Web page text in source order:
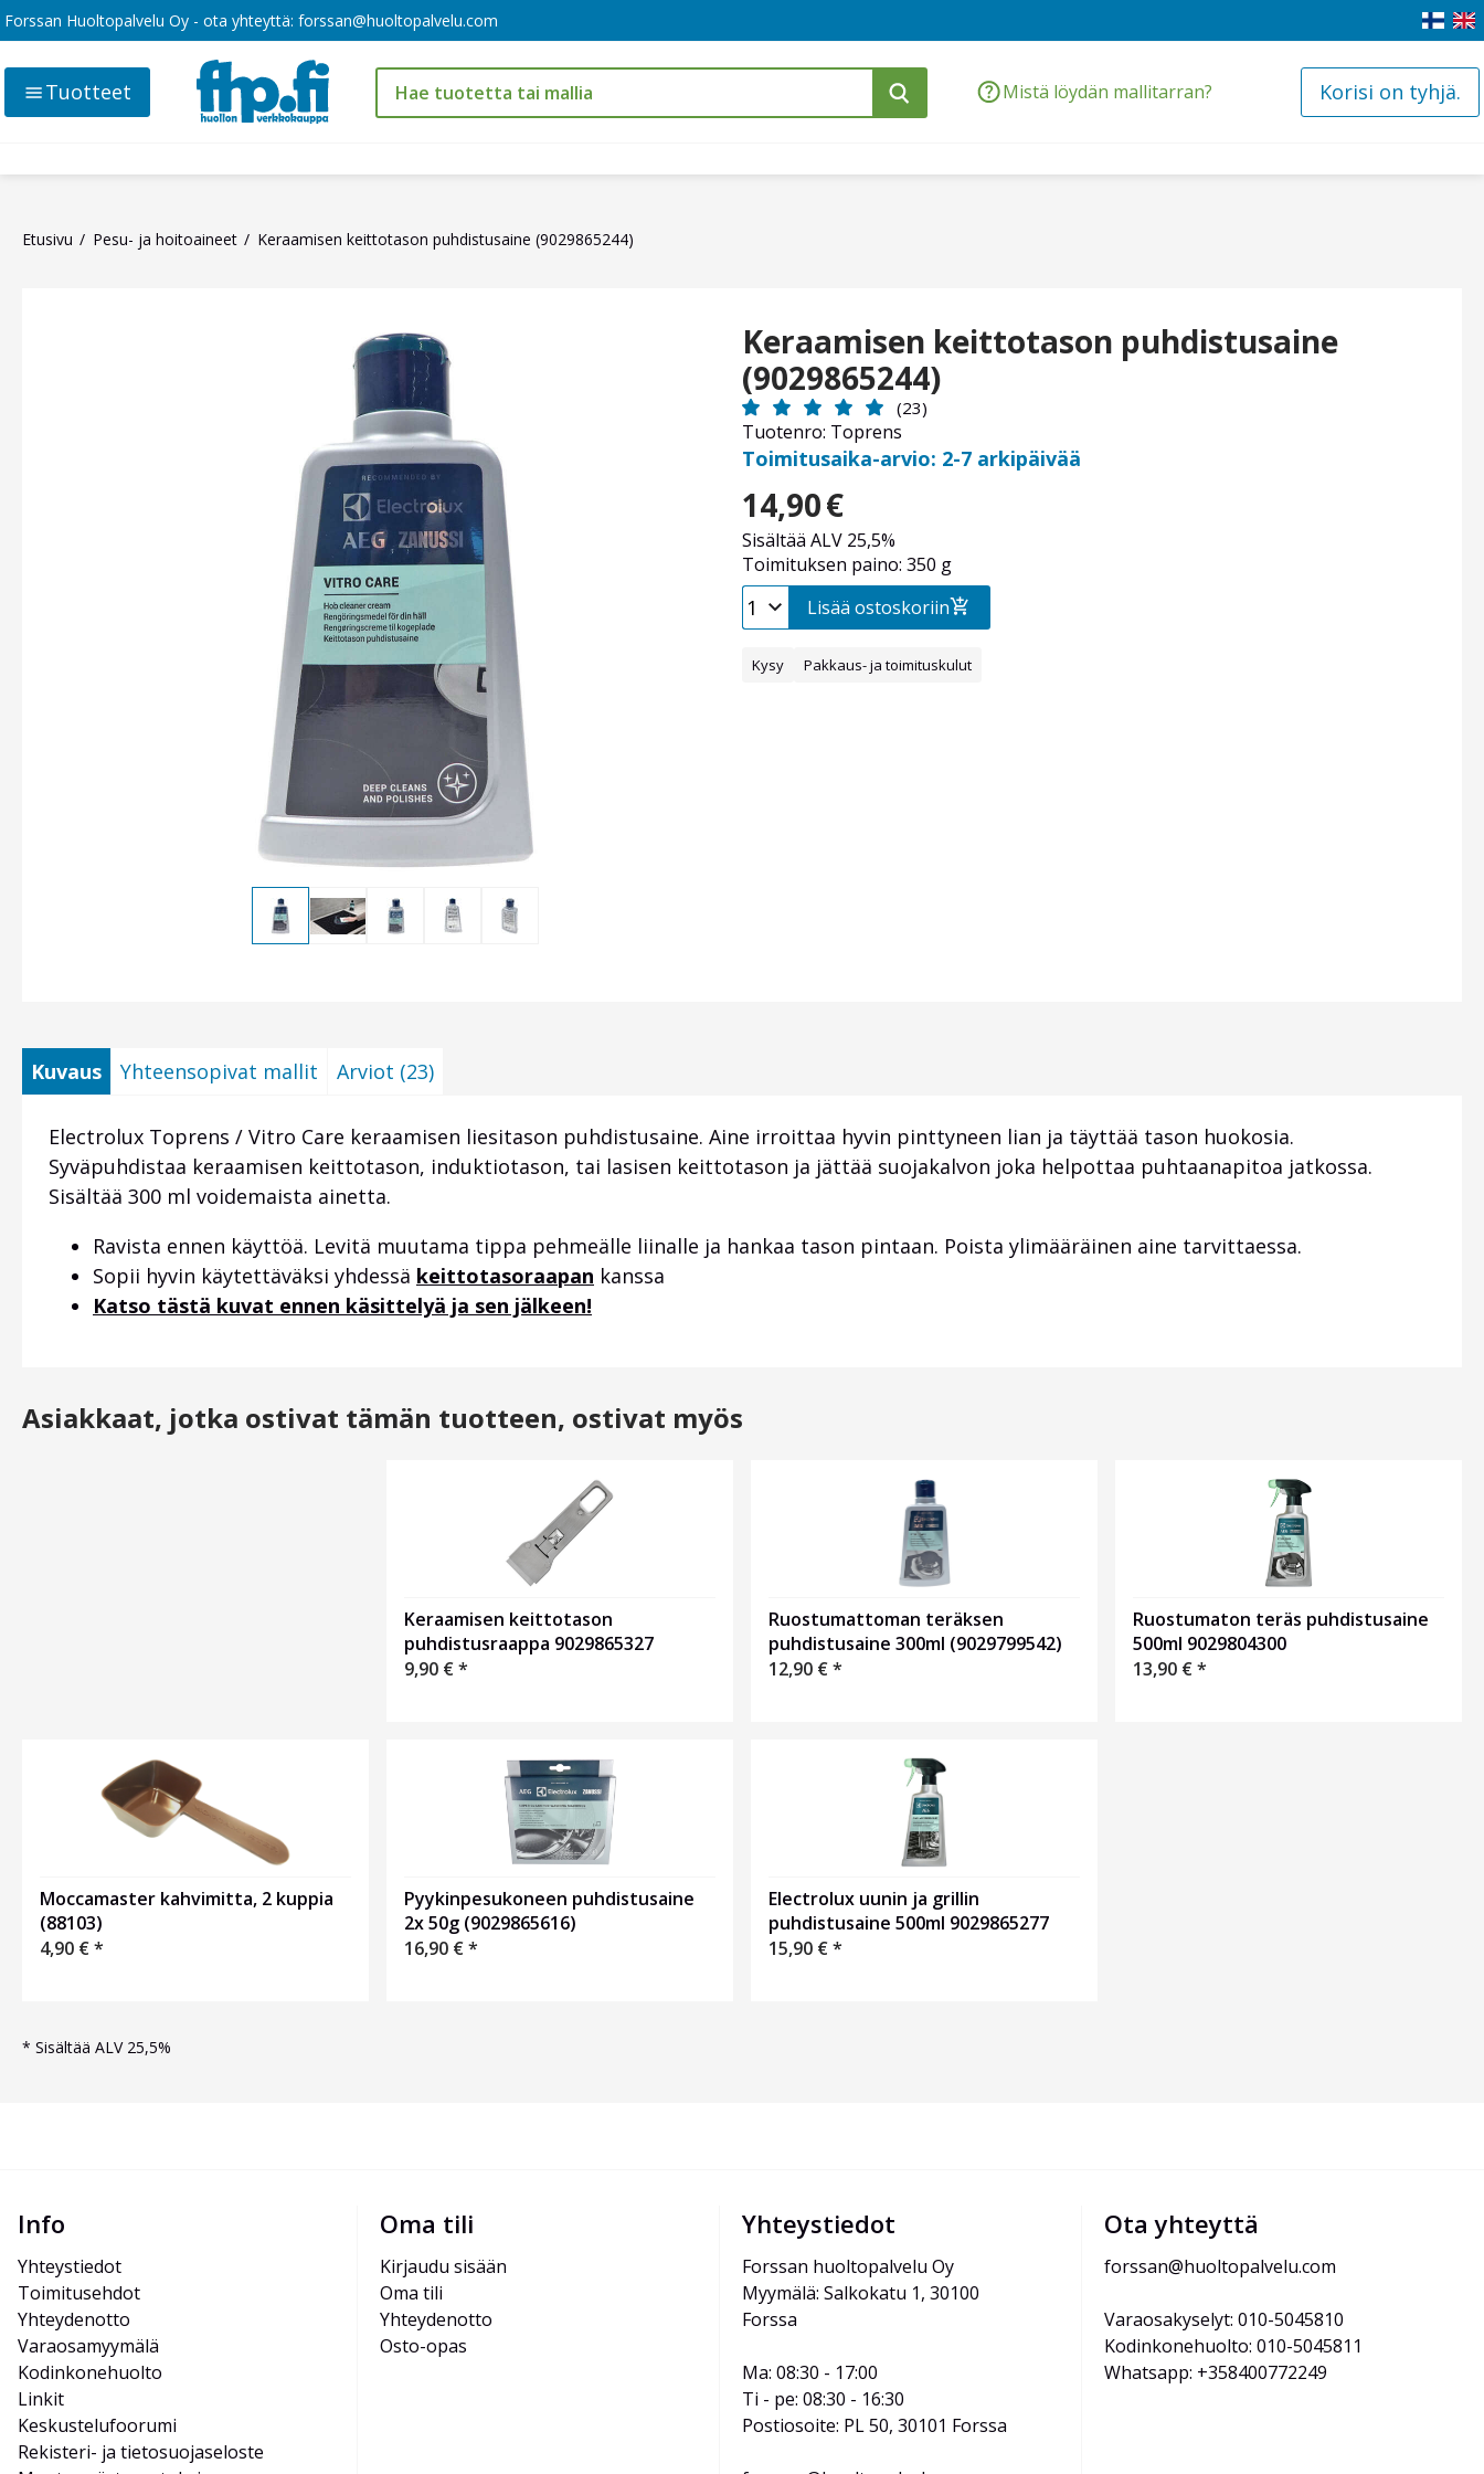
Forssan Huoltopalvelu Oy - ota yhteyttä: forssan@huoltopalvelu.com
Mistä löydän mallitarran? Korisi on tyhjä.
Tuotteet
Etusivu Pesu- ja hoitoaineet Keraamisen keittotason puhdistusaine (9029865244)
Keraamisen keittotason puhdistusaine
(9029865244)
Tuotenro: Toprens
(23)
Toimitusaika-arvio: 2-7 arkipäivää
14,90€
Sisältää ALV 25,5%
Toimituksen paino: 350 g
Lisää ostoskoriin
Kysy Pakkaus- ja toimituskulut
Kuvaus Yhteensopivat mallit Arviot (23)
Electrolux Toprens / Vitro Care keraamisen liesitason puhdistusaine. Aine irroittaa hyvin pinttyneen lian ja täyttää tason huokosia.
Syväpuhdistaa keraamisen keittotason, induktiotason, tai lasisen keittotason ja jättää suojakalvon joka helpottaa puhtaanapitoa jatkossa.
Sisältää 300 ml voidemaista ainetta.
Ravista ennen käyttöä. Levitä muutama tippa pehmeälle liinalle ja hankaa tason pintaan. Poista ylimääräinen aine tarvittaessa.
Sopii hyvin käytettäväksi yhdessä keittotasoraapan kanssa
Katso tästä kuvat ennen käsittelyä ja sen jälkeen!
Asiakkaat, jotka ostivat tämän tuotteen, ostivat myös
Keraamisen keittotason
puhdistusraappa 9029865327
9,90 €*
Ruostumattoman teräksen
puhdistusaine 300ml (9029799542)
12,90 €*
Ruostumaton teräs puhdistusaine
500ml 9029804300
13,90 €*
Moccamaster kahvimitta, 2 kuppia
(88103)
4,90 €*
Pyykinpesukoneen puhdistusaine
2x 50g (9029865616)
16,90 €*
Electrolux uunin ja grillin
puhdistusaine 500ml 9029865277
15,90 €*
* Sisältää ALV 25,5%
Info
Yhteystiedot
Toimitusehdot
Yhteydenotto
Varaosamyymälä
Kodinkonehuolto
Linkit
Keskustelufoorumi
Rekisteri- ja tietosuojaseloste
Oma tili
Kirjaudu sisään
Oma tili
Yhteydenotto
Osto-opas
Yhteystiedot
Forssan huoltopalvelu Oy
Myymälä: Salkokatu 1, 30100
Forssa
Ma: 08:30 - 17:00
Ti - pe: 08:30 - 16:30
Postiosoite: PL 50, 30101 Forssa
Ota yhteyttä
forssan@huoltopalvelu.com
Varaosakyselyt: 010-5045810
Kodinkonehuolto: 010-5045811
Whatsapp: +358400772249